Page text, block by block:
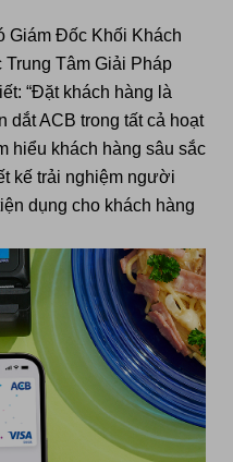
Giám Đốc Khối Khách
Trung Tâm Giải Pháp
“Đặt khách hàng là
dắt ACB trong tấtcả hoạt
hiểu khách hàng sâu sắc
kế trải nghiệm người
dụng cho khách hàng